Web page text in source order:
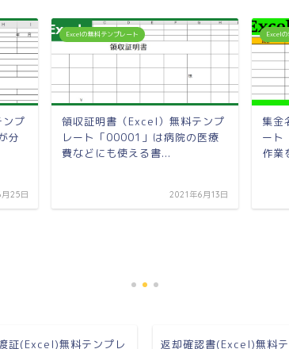
プ
分
25日
Excelの無料テンプレート
領収証明書（Excel）無料テンプ
レート「00001」は病院の医療
費などにも使える書...
2021年6月13日
Excel
集金
ート
作業
証(Excel)無料テンプレ 返却確認書(Excel)無料